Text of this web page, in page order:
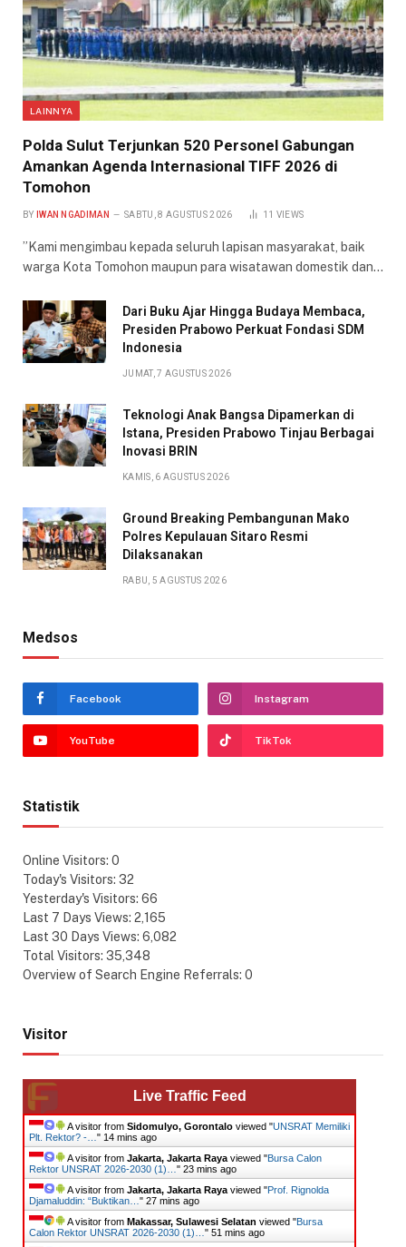
LAINNYA
​Polda Sulut Terjunkan 520 Personel Gabungan
Amankan Agenda Internasional TIFF 2026 di
Tomohon
BY IWAN NGADIMAN SABTU, 8 AGUSTUS 2026 11 VIEWS
​”Kami mengimbau kepada seluruh lapisan masyarakat, baik
warga Kota Tomohon maupun para wisatawan domestik dan…
Dari Buku Ajar Hingga Budaya Membaca,
Presiden Prabowo Perkuat Fondasi SDM
Indonesia
JUMAT, 7 AGUSTUS 2026
Teknologi Anak Bangsa Dipamerkan di
Istana, Presiden Prabowo Tinjau Berbagai
Inovasi BRIN
KAMIS, 6 AGUSTUS 2026
Ground Breaking Pembangunan Mako
Polres Kepulauan Sitaro Resmi
Dilaksanakan
RABU, 5 AGUSTUS 2026
Medsos
Facebook Instagram
YouTube TikTok
Statistik
Online Visitors: 0
Today's Visitors: 32
Yesterday's Visitors: 66
Last 7 Days Views: 2,165
Last 30 Days Views: 6,082
Total Visitors: 35,348
Overview of Search Engine Referrals: 0
Visitor
Live Traffic Feed
A visitor from Sidomulyo, Gorontalo viewed "UNSRAT Memiliki
Plt. Rektor? -… " 14 mins ago
A visitor from Jakarta, Jakarta Raya viewed "Bursa Calon
Rektor UNSRAT 2026-2030 (1)… " 23 mins ago
A visitor from Jakarta, Jakarta Raya viewed "Prof. Rignolda
Djamaluddin: “Buktikan… " 27 mins ago
A visitor from Makassar, Sulawesi Selatan viewed "Bursa
Calon Rektor UNSRAT 2026-2030 (1)… " 51 mins ago